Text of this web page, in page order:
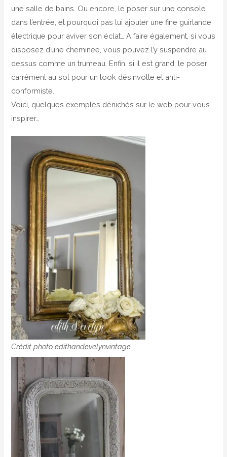
une salle de bains. Ou encore, le poser sur une console
dans l’entrée, et pourquoi pas lui ajouter une fine guirlande
électrique pour aviver son éclat… A faire également, si vous
disposez d’une cheminée, vous pouvez l’y suspendre au
dessus comme un trumeau. Enfin, si il est grand, le poser
carrément au sol pour un look désinvolte et anti-
conformiste.
Voici, quelques exemples dénichés sur le web pour vous
inspirer…
Crédit photo edithandevelynvintage